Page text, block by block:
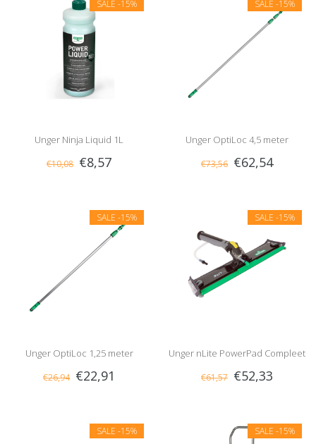
SALE -15%
Unger Ninja Liquid 1L
€10,08 €8,57
SALE -15%
Unger OptiLoc 4,5 meter
€73,56 €62,54
SALE -15%
Unger OptiLoc 1,25 meter
€26,94 €22,91
SALE -15%
Unger nLite PowerPad Compleet
€61,57 €52,33
SALE -15% SALE -15%